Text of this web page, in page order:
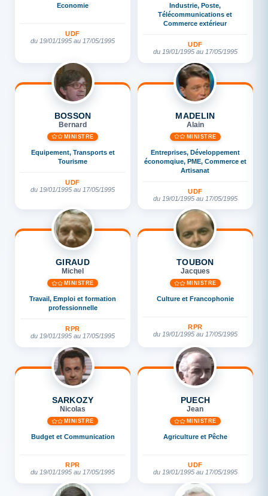
Economie
UDF
du 19/01/1995 au 17/05/1995
Industrie, Poste,
Télécommunications et
Commerce extérieur
UDF
du 19/01/1995 au 17/05/1995
BOSSON
Bernard
MINISTRE
Equipement, Transports et
Tourisme
UDF
du 19/01/1995 au 17/05/1995
MADELIN
Alain
MINISTRE
Entreprises, Développement
économqiue, PME, Commerce et
Artisanat
UDF
du 19/01/1995 au 17/05/1995
GIRAUD
Michel
MINISTRE
Travail, Emploi et formation
professionnelle
RPR
du 19/01/1995 au 17/05/1995
TOUBON
Jacques
MINISTRE
Culture et Francophonie
RPR
du 19/01/1995 au 17/05/1995
SARKOZY
Nicolas
MINISTRE
Budget et Communication
RPR
du 19/01/1995 au 17/05/1995
PUECH
Jean
MINISTRE
Agriculture et Pêche
UDF
du 19/01/1995 au 17/05/1995